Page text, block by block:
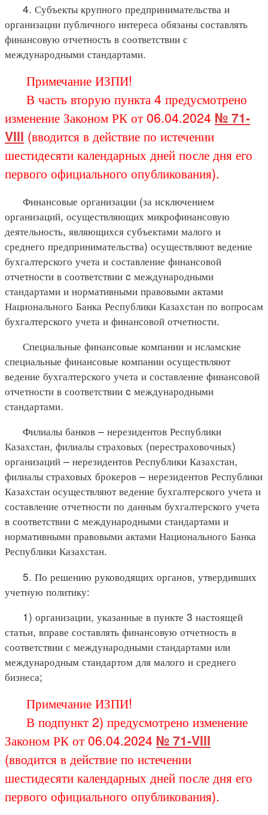
4. Субъекты крупного предпринимательства и
организации публичного интереса обязаны составлять
финансовую отчетность в соответствии с
международными стандартами.
Примечание ИЗПИ!
В часть вторую пункта 4 предусмотрено
изменение Законом РК от 06.04.2024 № 71-
VIII (вводится в действие по истечении
шестидесяти календарных дней после дня его
первого официального опубликования).
Финансовые организации (за исключением
организаций, осуществляющих микрофинансовую
деятельность, являющихся субъектами малого и
среднего предпринимательства) осуществляют ведение
бухгалтерского учета и составление финансовой
отчетности в соответствии c международными
стандартами и нормативными правовыми актами
Национального Банка Республики Казахстан по вопросам
бухгалтерского учета и финансовой отчетности.
Специальные финансовые компании и исламские
специальные финансовые компании осуществляют
ведение бухгалтерского учета и составление финансовой
отчетности в соответствии c международными
стандартами.
Филиалы банков – нерезидентов Республики
Казахстан, филиалы страховых (перестраховочных)
организаций – нерезидентов Республики Казахстан,
филиалы страховых брокеров – нерезидентов Республики
Казахстан осуществляют ведение бухгалтерского учета и
составление отчетности по данным бухгалтерского учета
в соответствии c международными стандартами и
нормативными правовыми актами Национального Банка
Республики Казахстан.
5. По решению руководящих органов, утвердивших
учетную политику:
1) организации, указанные в пункте 3 настоящей
статьи, вправе составлять финансовую отчетность в
соответствии с международными стандартами или
международным стандартом для малого и среднего
бизнеса;
Примечание ИЗПИ!
В подпункт 2) предусмотрено изменение
Законом РК от 06.04.2024 № 71-VIII
(вводится в действие по истечении
шестидесяти календарных дней после дня его
первого официального опубликования).